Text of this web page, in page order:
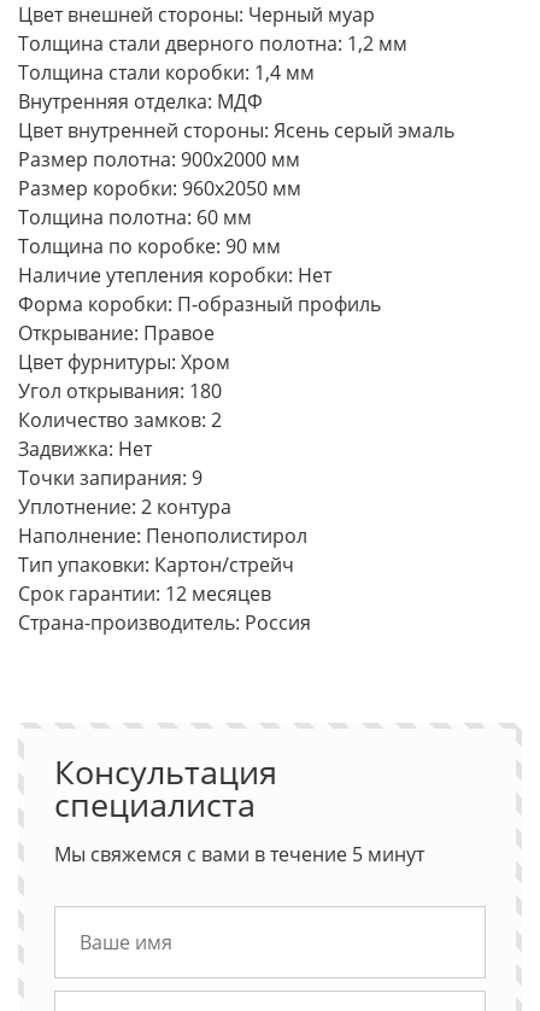
Цвет внешней стороны: Черный муар
Толщина стали дверного полотна: 1,2 мм
Толщина стали коробки: 1,4 мм
Внутренняя отделка: МДФ
Цвет внутренней стороны: Ясень серый эмаль
Размер полотна: 900х2000 мм
Размер коробки: 960х2050 мм
Толщина полотна: 60 мм
Толщина по коробке: 90 мм
Наличие утепления коробки: Нет
Форма коробки: П-образный профиль
Открывание: Правое
Цвет фурнитуры: Хром
Угол открывания: 180
Количество замков: 2
Задвижка: Нет
Точки запирания: 9
Уплотнение: 2 контура
Наполнение: Пенополистирол
Тип упаковки: Картон/стрейч
Срок гарантии: 12 месяцев
Страна-производитель: Россия
Консультация
специалиста
Мы свяжемся с вами в течение 5 минут